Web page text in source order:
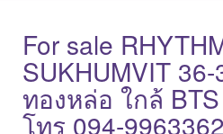
r
:
For sale
SUKHUMVIT
ทองหล่อ ใกล้
โทร 094-9963362